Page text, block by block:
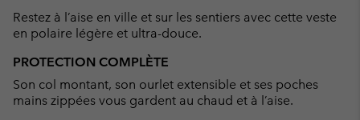
Restez à l’aise en ville et sur les sentiers avec cette veste
en polaire légère et ultra-douce.
PROTECTION COMPLÈTE
Son col montant, son ourlet extensible et ses poches
mains zippées vous gardent au chaud et à l’aise.